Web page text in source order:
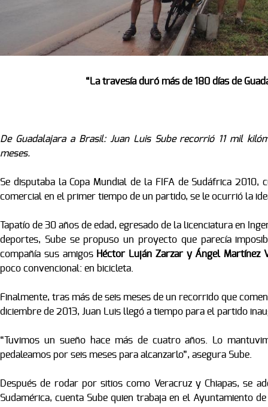
“La travesía duró más de 180 días de
De Guadalajara a Brasil: Juan Luis Sube recorrió 11 mil
meses.
Se disputaba la Copa Mundial de la FIFA de Sudáfrica 2010,
comercial en el primer tiempo de un partido, se le ocurrió la
Tapatío de 30 años de edad, egresado de la licenciatura en
deportes, Sube se propuso un proyecto que parecía
compañía sus amigos Héctor Luján Zarzar y Ángel Martínez
poco convencional: en bicicleta.
Finalmente, tras más de seis meses de un recorrido que
diciembre de 2013, Juan Luis llegó a tiempo para el partido
“Tuvimos un sueño hace más de cuatro años. Lo
pedaleamos por seis meses para alcanzarlo”, asegura Sube.
Después de rodar por sitios como Veracruz y Chiapas, se
Sudamérica, cuenta Sube quien trabaja en el Ayuntamiento